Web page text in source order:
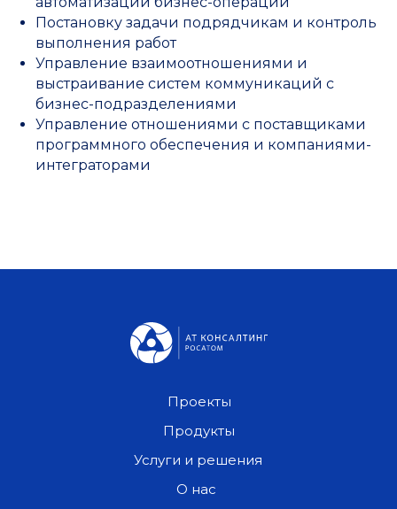
Постановку задачи подрядчикам и контроль
выполнения работ
Управление взаимоотношениями и
выстраивание систем коммуникаций с
бизнес-подразделениями
Управление отношениями с поставщиками
программного обеспечения и компаниями-
интеграторами
Проекты
Продукты
О нас
Услуги и решения